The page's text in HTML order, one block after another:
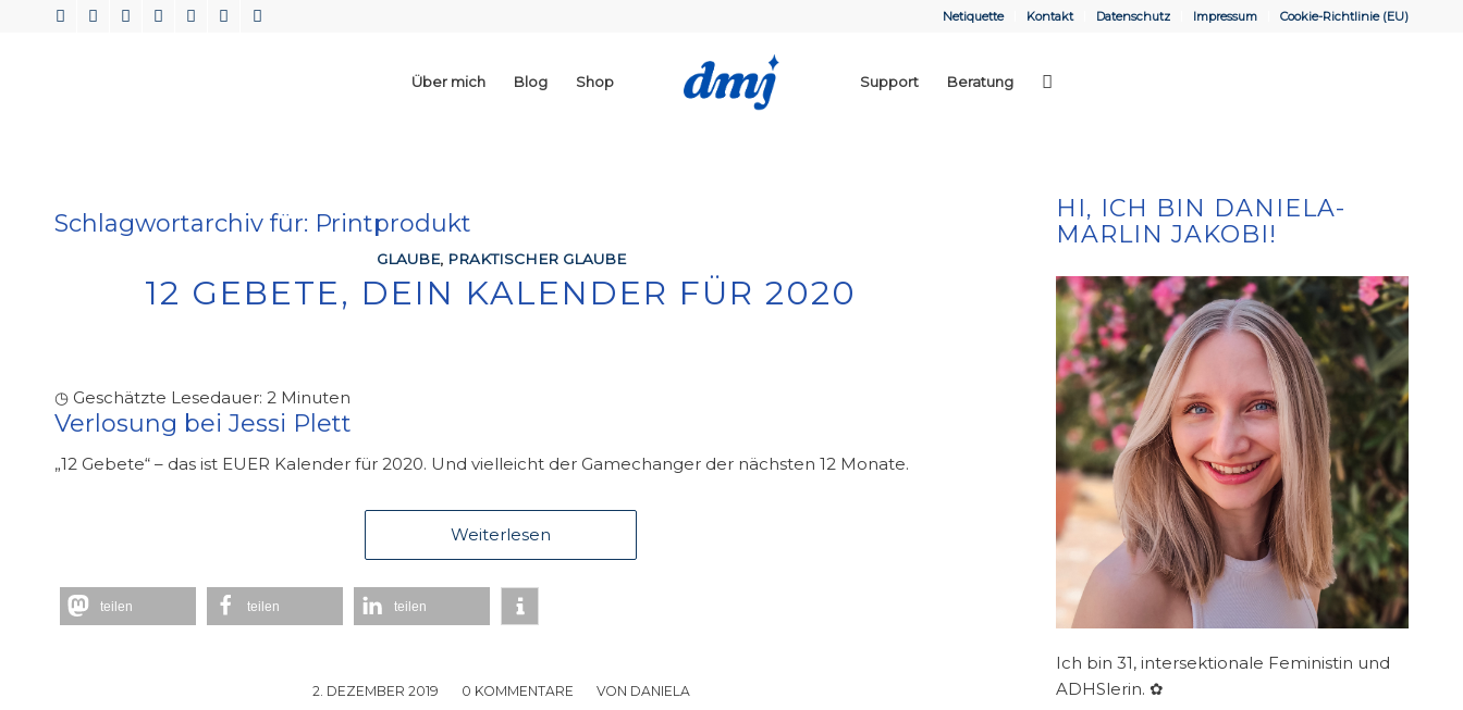
Netiquette Kontakt Datenschutz Impressum Cookie-Richtlinie (EU)
Über mich Blog Shop Support Beratung
Schlagwortarchiv für: Printprodukt
GLAUBE, PRAKTISCHER GLAUBE
12 GEBETE, DEIN KALENDER FÜR 2020
◷ Geschätzte Lesedauer: 2 Minuten
Verlosung bei Jessi Plett
„12 Gebete“ – das ist EUER Kalender für 2020. Und vielleicht der Gamechanger der nächsten 12 Monate.
Weiterlesen
teilen teilen teilen
2. DEZEMBER 2019
/ 0 KOMMENTARE
/ VON DANIELA
HI, ICH BIN DANIELA-
MARLIN JAKOBI!
Ich bin 31, intersektionale Feministin und
ADHSlerin. ✿